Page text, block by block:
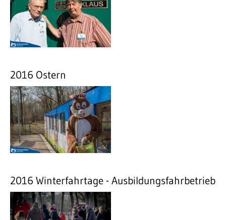
2016 Ostern
2016 Winterfahrtage - Ausbildungsfahrbetrieb